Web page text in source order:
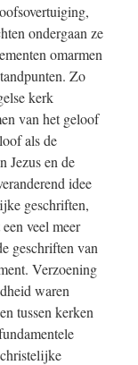
ondergaan ze
omarmen
Zo
kerk
van het geloof
als de
Jezus en de
idee
geschriften,
veel meer
geschriften van
Verzoening
waren
tussen kerken